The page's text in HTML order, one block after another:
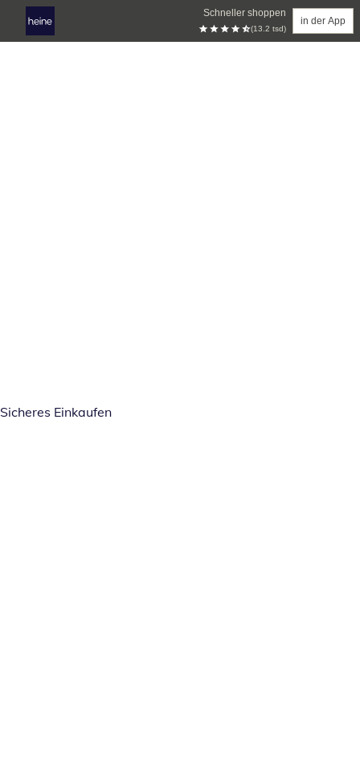
Schneller shoppen
(13.2 tsd)
in der App
Sicheres Einkaufen